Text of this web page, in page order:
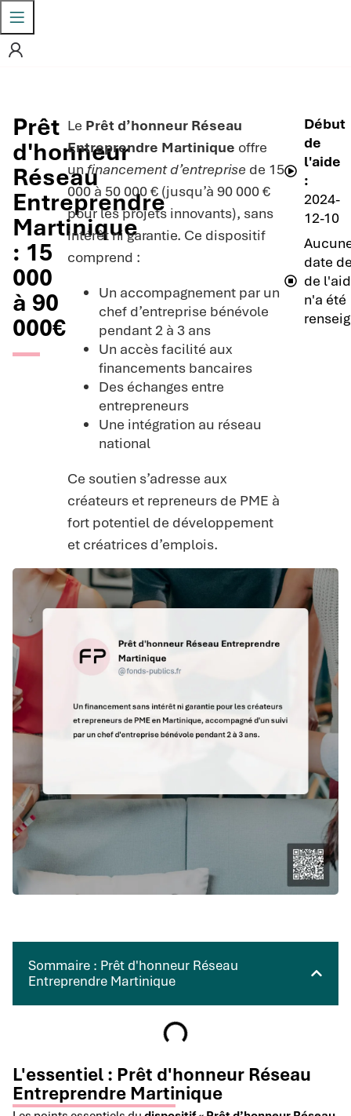
Prêt
d'honneur
Réseau
Entreprendre
Martinique
: 15
000
à 90
000€
Le Prêt d’honneur Réseau
Entreprendre Martinique offre
unfinancement d’entreprise de 15
000 à 50 000 € (jusqu’à 90 000 €
pour les projets innovants), sans
intérêt ni garantie. Ce dispositif
comprend :
Un accompagnement par un
chef d’entreprise bénévole
pendant 2 à 3 ans
Un accès facilité aux
financements bancaires
Des échanges entre
entrepreneurs
Une intégration au réseau
national
Ce soutien s’adresse aux
créateurs et repreneurs de PME à
fort potentiel de développement
et créatrices d’emplois.
Début
de
l'aide
:
2024-
12-10
date
de
n'a été
Sommaire : Prêt d'honneur Réseau
Entreprendre Martinique
L'essentiel : Prêt d'honneur Réseau
Entreprendre Martinique